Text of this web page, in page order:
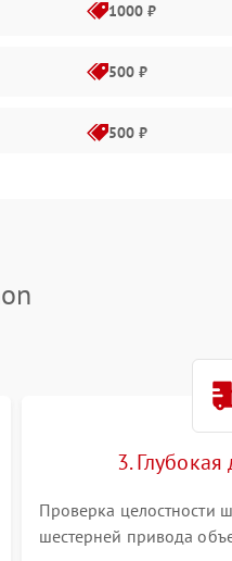
1000 ₽
500 ₽
500 ₽
3.
Проверка целостности
шестерней привода